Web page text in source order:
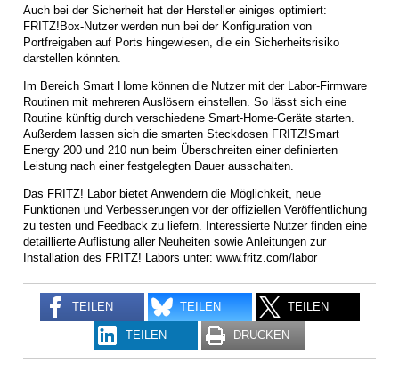
Auch bei der Sicherheit hat der Hersteller einiges optimiert:
FRITZ!Box-Nutzer werden nun bei der Konfiguration von
Portfreigaben auf Ports hingewiesen, die ein Sicherheitsrisiko
darstellen könnten.
Im Bereich Smart Home können die Nutzer mit der Labor-Firmware
Routinen mit mehreren Auslösern einstellen. So lässt sich eine
Routine künftig durch verschiedene Smart-Home-Geräte starten.
Außerdem lassen sich die smarten Steckdosen FRITZ!Smart
Energy 200 und 210 nun beim Überschreiten einer definierten
Leistung nach einer festgelegten Dauer ausschalten.
Das FRITZ! Labor bietet Anwendern die Möglichkeit, neue
Funktionen und Verbesserungen vor der offiziellen Veröffentlichung
zu testen und Feedback zu liefern. Interessierte Nutzer finden eine
detaillierte Auflistung aller Neuheiten sowie Anleitungen zur
Installation des FRITZ! Labors unter: www.fritz.com/labor
TEILEN TEILEN TEILEN
TEILEN DRUCKEN